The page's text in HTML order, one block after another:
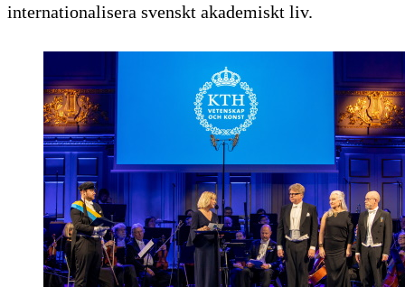
internationalisera svenskt akademiskt liv.